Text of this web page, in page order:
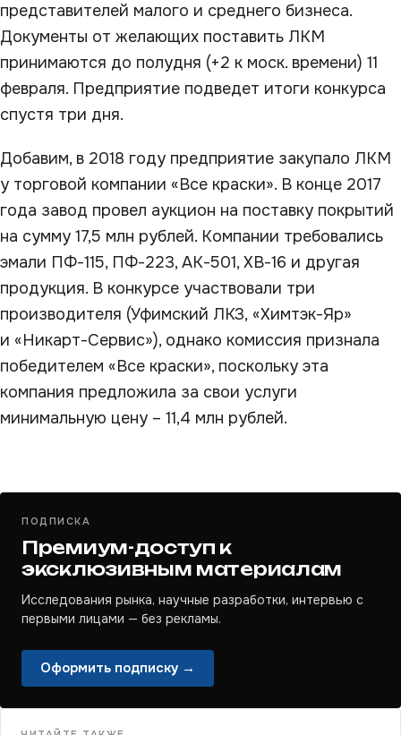
представителей малого и среднего бизнеса.
Документы от желающих поставить ЛКМ
принимаются до полудня (+2 к моск. времени) 11
февраля. Предприятие подведет итоги конкурса
спустя три дня.
Добавим, в 2018 году предприятие закупало ЛКМ
у торговой компании «Все краски». В конце 2017
года завод провел аукцион на поставку покрытий
на сумму 17,5 млн рублей. Компании требовались
эмали ПФ-115, ПФ-223, АК-501, ХВ-16 и другая
продукция. В конкурсе участвовали три
производителя (Уфимский ЛКЗ, «Химтэк-Яр»
и «Никарт-Сервис»), однако комиссия признала
победителем «Все краски», поскольку эта
компания предложила за свои услуги
минимальную цену – 11,4 млн рублей.
ПОДПИСКА
Премиум-доступ к
эксклюзивным материалам
Исследования рынка, научные разработки, интервью с
первыми лицами — без рекламы.
Оформить подписку →